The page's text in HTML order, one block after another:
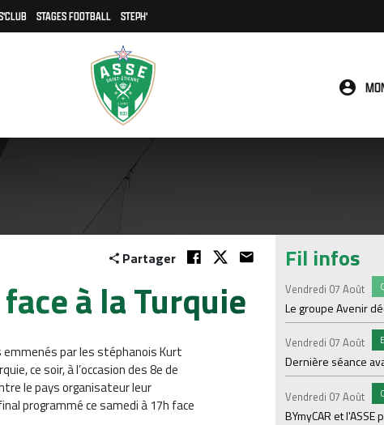
STAGES FOOTBALL STEPH'
Partager
à la Turquie
par les stéphanois Kurt
ce soir, à l’occasion des 8e de
le pays organisateur leur
programmé ce samedi à 17h face
Fil infos
Vendredi 07 Août
Le groupe Avenir
Vendredi 07 Août
Dernière séance
Vendredi 07 Août
BYmyCAR et